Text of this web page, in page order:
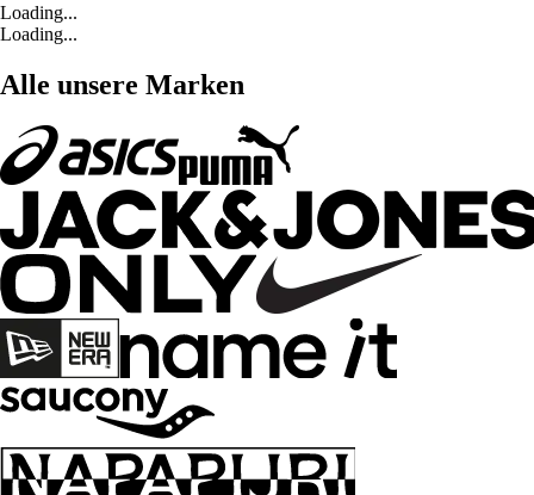
Loading...
Loading...
Alle unsere Marken